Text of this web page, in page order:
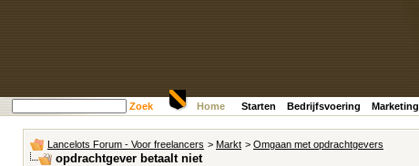
Zoek Home Starten Bedrijfsvoering Marketing
Lancelots Forum - Voor freelancers > Markt > Omgaan met opdrachtgevers
opdrachtgever betaalt niet